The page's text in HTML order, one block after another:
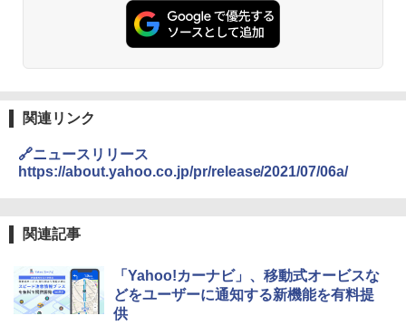
￥2,695
PYKES PEAK (パイクスピーク) 着替えテン
ト プライバシー テント 【中が透けない】 1
人用 折りたたみ 防災グッズ 災害用トイレ ビ
易 トイレテント (ブラック)
ENDLESS BASE 《めざましテレビで紹介》
テント ワンタッチ RENEW 幅200 2-3人用 43
[キャンパーズコレクション 山善] 傘みたいに
広げるだけ パッとサッとテント ブラックコ
ーティング フルクローズ メッシュ 3-4人用
レーム ドーム型 テント
￥6,459
ンパクト多機能設計 持ち運び便利 アウトド
ア/オフィス/教育現場/展示会用 緑
関連リンク
🔗ニュースリリース
https://about.yahoo.co.jp/pr/release/2021/07/06a/
関連記事
「Yahoo!カーナビ」、移動式オービスな
どをユーザーに通知する新機能を有料提
供